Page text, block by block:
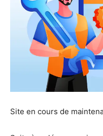
Site en cours de